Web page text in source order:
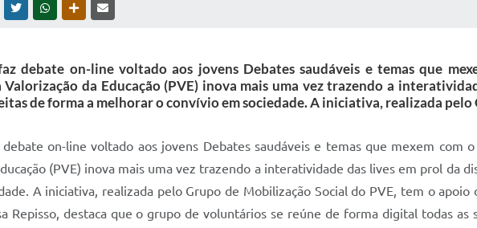
MESSENGER
TWITTERWHATSAPPOUTRAS MÍDIAS
faz debate on-line voltado aos jovens Debates saudáveis e temas que
da Educação (PVE) inova mais uma vez trazendo a
de forma a melhorar o convívio em sociedade. A iniciativa, realizada
debate on-line voltado aos jovens Debates saudáveis e temas que mexem
(PVE) inova mais uma vez trazendo a interatividade das lives em prol da
A iniciativa, realizada pelo Grupo de Mobilização Social do PVE, tem o
Repisso, destaca que o grupo de voluntários se reúne de forma digital todas as